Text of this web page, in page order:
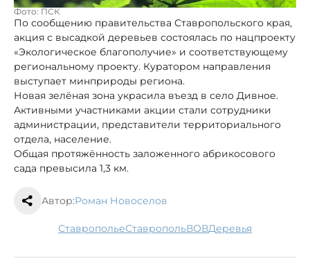
Фото: ПСК
По сообщению правительства Ставропольского края,
акция с высадкой деревьев состоялась по нацпроекту
«Экологическое благополучие» и соответствующему
региональному проекту. Куратором направления
выступает минприроды региона.
Новая зелёная зона украсила въезд в село Дивное.
Активными участниками акции стали сотрудники
администрации, представители территориального
отдела, население.
Общая протяжённость заложенного абрикосового
сада превысила 1,3 км.
Автор:Роман Новоселов
Ставрополье Ставрополь ВОВ деревья